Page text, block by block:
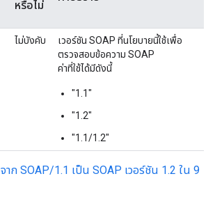
หรือไม่
ไม่บังคับ
เวอร์ชัน SOAP ที่นโยบายนี้ใช้เพื่อ
ตรวจสอบข้อความ SOAP
ค่าที่ใช้ได้มีดังนี้
"1.1"
"1.2"
"1.1/1.2"
จาก SOAP/1.1 เป็น SOAP เวอร์ชัน 1.2 ใน 9